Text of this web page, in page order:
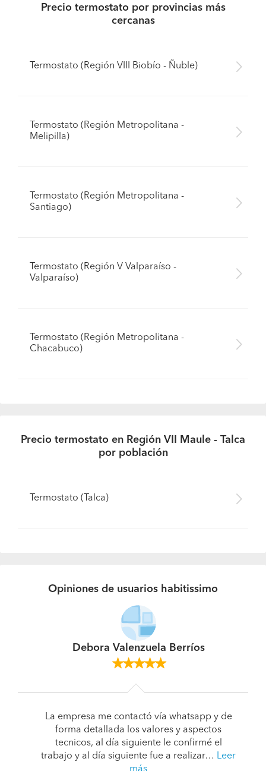
Precio termostato por provincias más
cercanas
Termostato (Región VIII Biobío - Ñuble)
Termostato (Región Metropolitana -
Melipilla)
Termostato (Región Metropolitana -
Santiago)
Termostato (Región V Valparaíso -
Valparaíso)
Termostato (Región Metropolitana -
Chacabuco)
Precio termostato en Región VII Maule - Talca
por población
Termostato (Talca)
Opiniones de usuarios habitissimo
Debora Valenzuela Berríos
La empresa me contactó vía whatsapp y de
forma detallada los valores y aspectos
tecnicos, al día siguiente le confirmé el
trabajo y al día siguiente fue a realizar…Leer